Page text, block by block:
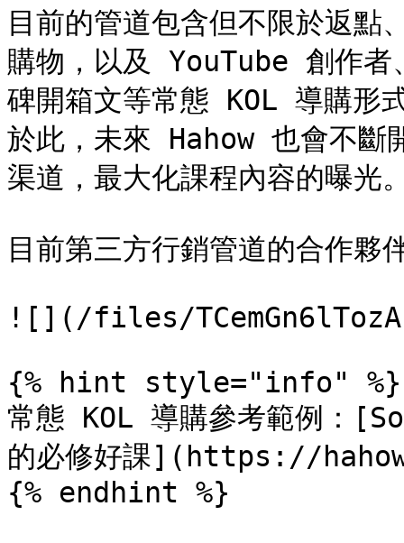
目前的管道包含但不限於返
購物，以及 YouTube 創作
碑開箱文等常態 KOL 導購形
於此，未來 Hahow 也會不斷
渠道，最大化課程內容的曝光
目前第三方行銷管道的合作夥
![](/files/
{% hint style="info" %}
常態 KOL 導購參考範例：
的必修好課](https://
{% endhint %}